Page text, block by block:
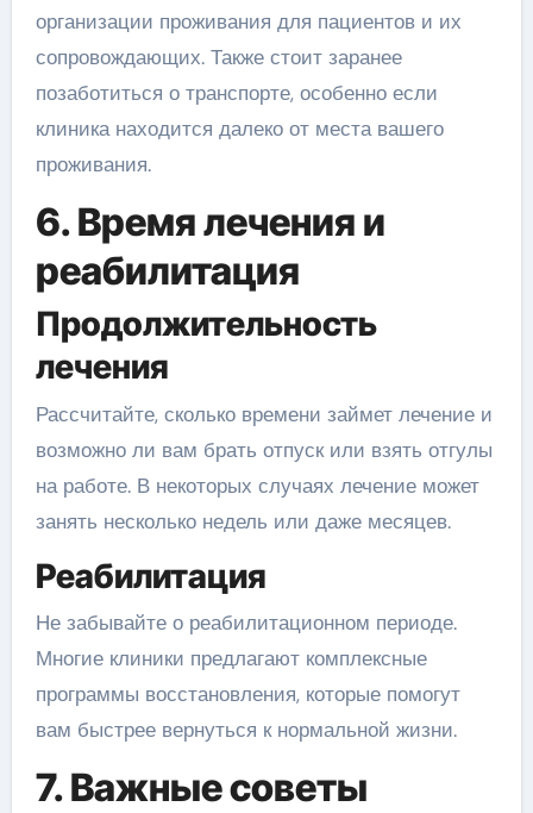
организации проживания для пациентов и их
сопровождающих. Также стоит заранее
позаботиться о транспорте, особенно если
клиника находится далеко от места вашего
проживания.
6. Время лечения и
реабилитация
Продолжительность
лечения
Рассчитайте, сколько времени займет лечение и
возможно ли вам брать отпуск или взять отгулы
на работе. В некоторых случаях лечение может
занять несколько недель или даже месяцев.
Реабилитация
Не забывайте о реабилитационном периоде.
Многие клиники предлагают комплексные
программы восстановления, которые помогут
вам быстрее вернуться к нормальной жизни.
7. Важные советы